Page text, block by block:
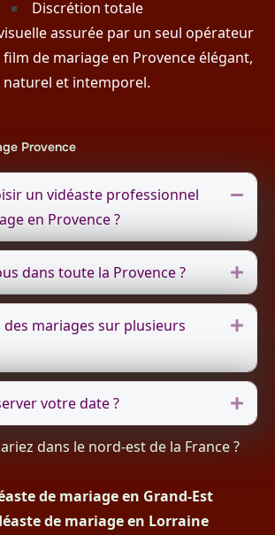
Discrétion totale
assurée par un seul opérateur
de mariage en Provence élégant,
naturel et intemporel.
Provence
un vidéaste professionnel
en Provence ?
dans toute la Provence ?
des mariages sur plusieurs
votre date ?
dans le nord-est de la France ?
de mariage en Grand-Est
de mariage en Lorraine